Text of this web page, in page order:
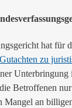
hat für
Gutachten zu
Betroffenen
Mangel an